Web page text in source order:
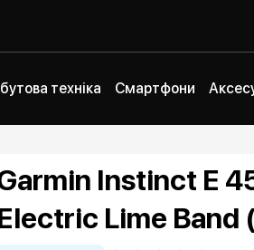
техніка Смартфони
Instinct E
Lime